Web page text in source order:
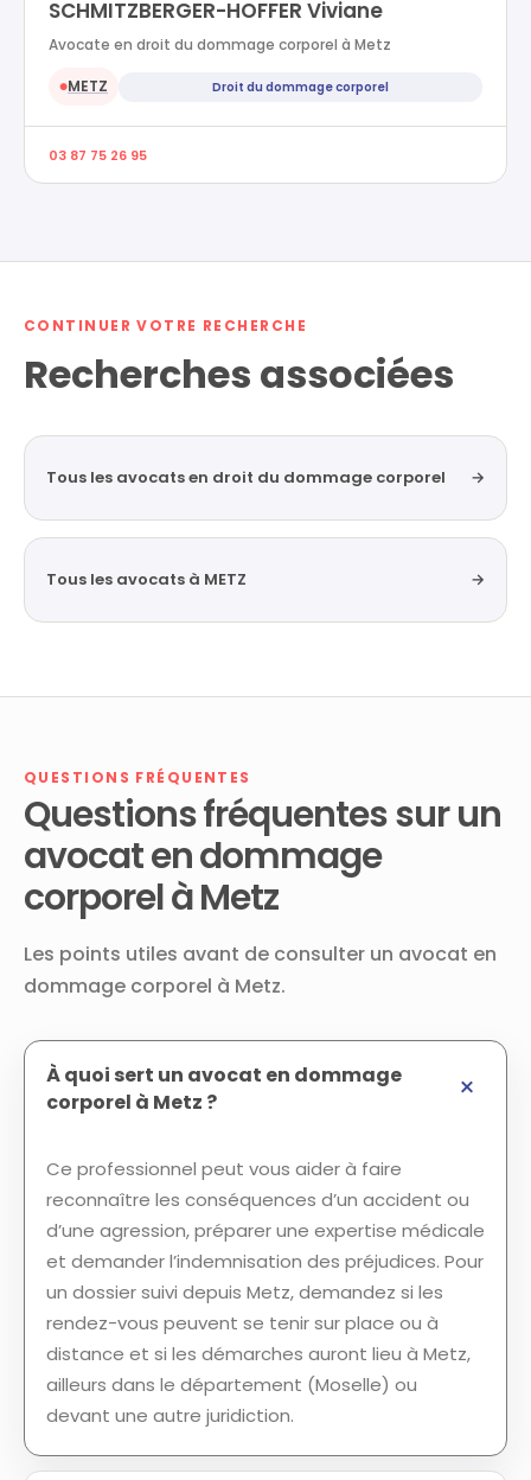
SCHMITZBERGER-HOFFER Viviane
Avocate en droit du dommage corporel à Metz
●METZ Droit du dommage corporel
03 87 75 26 95
CONTINUER VOTRE RECHERCHE
Recherches associées
Tous les avocats en droit du dommage corporel →
Tous les avocats à METZ →
QUESTIONS FRÉQUENTES
Questions fréquentes sur un
avocat en dommage
corporel à Metz
Les points utiles avant de consulter un avocat en
dommage corporel à Metz.
À quoi sert un avocat en dommage
corporel à Metz ?
Ce professionnel peut vous aider à faire
reconnaître les conséquences d’un accident ou
d’une agression, préparer une expertise médicale
et demander l’indemnisation des préjudices. Pour
un dossier suivi depuis Metz, demandez si les
rendez-vous peuvent se tenir sur place ou à
distance et si les démarches auront lieu à Metz,
ailleurs dans le département (Moselle) ou
devant une autre juridiction.